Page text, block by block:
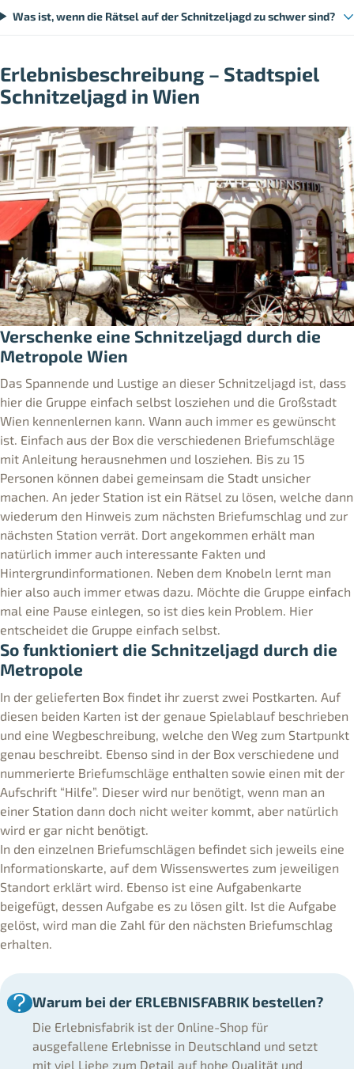
Was ist, wenn die Rätsel auf der Schnitzeljagd zu schwer sind?
Erlebnisbeschreibung – Stadtspiel
Schnitzeljagd in Wien
Verschenke eine Schnitzeljagd durch die
Metropole Wien
Das Spannende und Lustige an dieser Schnitzeljagd ist, dass
hier die Gruppe einfach selbst losziehen und die Großstadt
Wien kennenlernen kann. Wann auch immer es gewünscht
ist. Einfach aus der Box die verschiedenen Briefumschläge
mit Anleitung herausnehmen und losziehen. Bis zu 15
Personen können dabei gemeinsam die Stadt unsicher
machen. An jeder Station ist ein Rätsel zu lösen, welche dann
wiederum den Hinweis zum nächsten Briefumschlag und zur
nächsten Station verrät. Dort angekommen erhält man
natürlich immer auch interessante Fakten und
Hintergrundinformationen. Neben dem Knobeln lernt man
hier also auch immer etwas dazu. Möchte die Gruppe einfach
mal eine Pause einlegen, so ist dies kein Problem. Hier
entscheidet die Gruppe einfach selbst.
So funktioniert die Schnitzeljagd durch die
Metropole
In der gelieferten Box findet ihr zuerst zwei Postkarten. Auf
diesen beiden Karten ist der genaue Spielablauf beschrieben
und eine Wegbeschreibung, welche den Weg zum Startpunkt
genau beschreibt. Ebenso sind in der Box verschiedene und
nummerierte Briefumschläge enthalten sowie einen mit der
Aufschrift “Hilfe”. Dieser wird nur benötigt, wenn man an
einer Station dann doch nicht weiter kommt, aber natürlich
wird er gar nicht benötigt.
In den einzelnen Briefumschlägen befindet sich jeweils eine
Informationskarte, auf dem Wissenswertes zum jeweiligen
Standort erklärt wird. Ebenso ist eine Aufgabenkarte
beigefügt, dessen Aufgabe es zu lösen gilt. Ist die Aufgabe
gelöst, wird man die Zahl für den nächsten Briefumschlag
erhalten.
Warum bei der ERLEBNISFABRIK bestellen?
Die Erlebnisfabrik ist der Online-Shop für
ausgefallene Erlebnisse in Deutschland und setzt
mit viel Liebe zum Detail auf hohe Qualität und